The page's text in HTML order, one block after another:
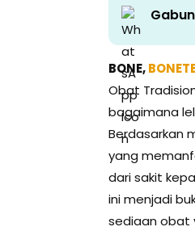
BONE,
Obat
bagaimana
Berdasarkan
yang
dari sakit
ini menjadi
sediaan obat